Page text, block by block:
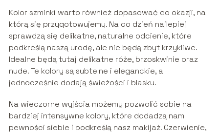
Kolor szminki warto również dopasować do okazji, na
którą się przygotowujemy. Na co dzień najlepiej
sprawdzą się delikatne, naturalne odcienie, które
podkreślą naszą urodę, ale nie będą zbyt krzykliwe.
Idealne będą tutaj delikatne róże, brzoskwinie oraz
nude. Te kolory są subtelne i eleganckie, a
jednocześnie dodają świeżości i blasku.
Na wieczorne wyjścia możemy pozwolić sobie na
bardziej intensywne kolory, które dodadzą nam
pewności siebie i podkreślą nasz makijaż. Czerwienie,